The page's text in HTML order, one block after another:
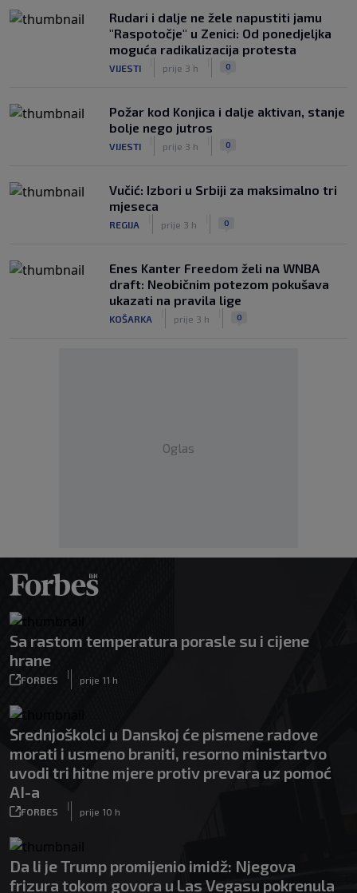
Rudari i dalje ne žele napustiti jamu
"Raspotočje" u Zenici: Od ponedjeljka
moguća radikalizacija protesta
VIJESTI prije 3 h 0
Požar kod Konjica i dalje aktivan, stanje
bolje nego jutros
VIJESTI prije 3 h 0
Vučić: Izbori u Srbiji za maksimalno tri
mjeseca
REGIJA prije 3 h 0
Enes Kanter Freedom želi na WNBA
draft: Neobičnim potezom pokušava
ukazati na pravila lige
KOŠARKA prije 3 h 0
Oglas
Sa rastom temperatura porasle su i cijene
hrane
FORBES
|
prije 11 h
Srednjoškolci u Danskoj će pismene radove
morati i usmeno braniti, resorno ministartvo
uvodi tri hitne mjere protiv prevara uz pomoć
AI-a
FORBES
|
prije 10 h
Da li je Trump promijenio imidž: Njegova
frizura tokom govora u Las Vegasu pokrenula